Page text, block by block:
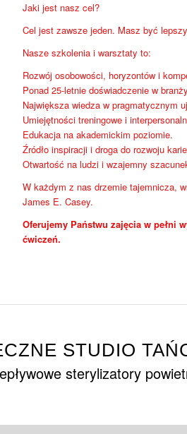
Jaki jest nasz cel?
Cel jest zawsze jeden. Masz być
Nasze szkolenia i warsztaty to:
Rozwój osobowości, horyzontów i
Ponad 25-letnie doświadczenie w
Największa wiedza w pragmatycznym
Umiejętności treningowe i
Edukacja na akademickim poziomie.
Źródło inspiracji i droga do rozwoju
Otwartość na ludzi i wzajemny
W każdym z nas drzemie tajemnicza,
James E. Casey.
Oferujemy Państwu zajęcia w pełni
ćwiczeń.
STUDIO
sterylizatory